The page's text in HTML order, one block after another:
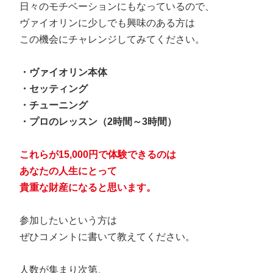
日々のモチベーションにもなっているので、
ヴァイオリンに少しでも興味のある方は
この機会にチャレンジしてみてください。
・ヴァイオリン本体
・セッティング
・チューニング
・プロのレッスン（2時間～3時間）
これらが15,000円で体験できるのは
あなたの人生にとって
貴重な財産になると思います。
参加したいという方は
ぜひコメントに書いて教えてください。
人数が集まり次第、